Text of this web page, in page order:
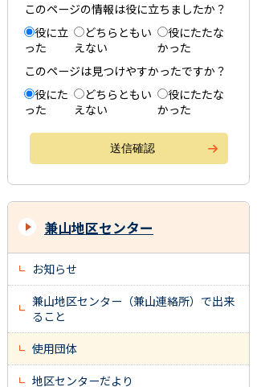
このページの情報は役に立ちましたか？
役に立
った
どちらともい
えない
役にたたな
かった
このページは見つけやすかったですか？
役にた
った
どちらともい
えない
役にたたな
かった
兼山地区センター
お知らせ
兼山地区センター（兼山連絡所）で出来
ること
使用団体
地区センターだより